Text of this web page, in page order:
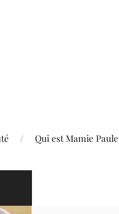
Qui est Mamie